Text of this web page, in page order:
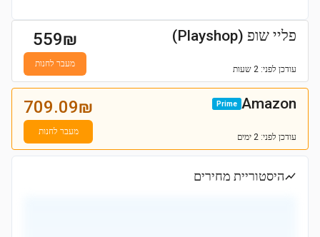
פליי שופ (Playshop)
עודכן לפני: 2 שעות
559₪
מעבר לחנות
Amazon
Prime
עודכן לפני: 2 ימים
709.09₪
מעבר לחנות
היסטוריית מחירים